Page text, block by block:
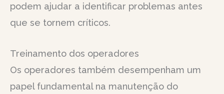
podem ajudar a identificar problemas antes
que se tornem críticos.
Treinamento dos operadores
Os operadores também desempenham um
papel fundamental na manutenção do